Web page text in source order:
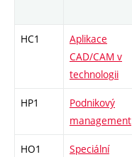
HC1
Aplikace
CAD/CAM v
technologii
HP1
Podnikový
management
HO1
Speciální